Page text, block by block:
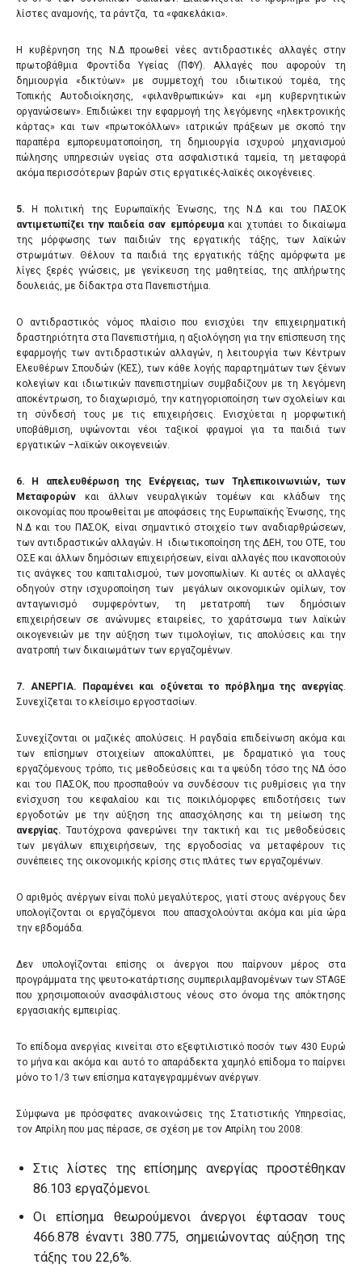
λίστες αναμονής, τα ράντζα, τα «φακελάκια».
Η κυβέρνηση της Ν.Δ προωθεί νέες αντιδραστικές αλλαγές στην
πρωτοβάθμια Φροντίδα Υγείας (ΠΦΥ). Αλλαγές που αφορούν τη
δημιουργία «δικτύων» με συμμετοχή του ιδιωτικού τομέα, της
Τοπικής Αυτοδιοίκησης, «φιλανθρωπικών» και «μη κυβερνητικών
οργανώσεων». Επιδιώκει την εφαρμογή της λεγόμενης «ηλεκτρονικής
κάρτας» και των «πρωτοκόλλων» ιατρικών πράξεων με σκοπό την
παραπέρα εμπορευματοποίηση, τη δημιουργία ισχυρού μηχανισμού
πώλησης υπηρεσιών υγείας στα ασφαλιστικά ταμεία, τη μεταφορά
ακόμα περισσότερων βαρών στις εργατικές-λαϊκές οικογένειες.
5.
Η πολιτική της Ευρωπαϊκής Ένωσης, της Ν.Δ και του ΠΑΣΟΚ
αντιμετωπίζει την παιδεία σαν εμπόρευμακαι χτυπάει το δικαίωμα
της μόρφωσης των παιδιών της εργατικής τάξης, των λαϊκών
στρωμάτων. Θέλουν τα παιδιά της εργατικής τάξης αμόρφωτα με
λίγες ξερές γνώσεις, με γενίκευση της μαθητείας, της απλήρωτης
δουλειάς, με δίδακτρα στα Πανεπιστήμια.
Ο αντιδραστικός νόμος πλαίσιο που ενισχύει την επιχειρηματική
δραστηριότητα στα Πανεπιστήμια, η αξιολόγηση για την επίσπευση της
εφαρμογής των αντιδραστικών αλλαγών, η λειτουργία των Κέντρων
Ελευθέρων Σπουδών (ΚΕΣ), των κάθε λογής παραρτημάτων των ξένων
κολεγίων και ιδιωτικών πανεπιστημίων συμβαδίζουν με τη λεγόμενη
αποκέντρωση, το διαχωρισμό, την κατηγοριοποίηση των σχολείων και
τη σύνδεσή τους με τις επιχειρήσεις. Ενισχύεται η μορφωτική
υποβάθμιση, υψώνονται νέοι ταξικοί φραγμοί για τα παιδιά των
εργατικών –λαϊκών οικογενειών.
6. Η απελευθέρωση της Ενέργειας, των Τηλεπικοινωνιών, των
Μεταφορών και άλλων νευραλγικών τομέων και κλάδων της
οικονομίας που προωθείται με αποφάσεις της Ευρωπαϊκής Ένωσης, της
Ν.Δ και του ΠΑΣΟΚ, είναι σημαντικό στοιχείο των αναδιαρθρώσεων,
των αντιδραστικών αλλαγών. Η ιδιωτικοποίηση της ΔΕΗ, του ΟΤΕ, του
ΟΣΕ και άλλων δημόσιων επιχειρήσεων, είναι αλλαγές που ικανοποιούν
τις ανάγκες του καπιταλισμού, των μονοπωλίων. Κι αυτές οι αλλαγές
οδηγούν στην ισχυροποίηση των μεγάλων οικονομικών ομίλων, τον
ανταγωνισμό συμφερόντων, τη μετατροπή των δημόσιων
επιχειρήσεων σε ανώνυμες εταιρείες, το χαράτσωμα των λαϊκών
οικογενειών με την αύξηση των τιμολογίων, τις απολύσεις και την
ανατροπή των δικαιωμάτων των εργαζομένων.
7. ΑΝΕΡΓΙΑ. Παραμένει και οξύνεται το πρόβλημα της ανεργίας.
Συνεχίζεται το κλείσιμο εργοστασίων.
Συνεχίζονται οι μαζικές απολύσεις. Η ραγδαία επιδείνωση ακόμα και
των επίσημων στοιχείων αποκαλύπτει, με δραματικό για τους
εργαζόμενους τρόπο, τις μεθοδεύσεις και τα ψεύδη τόσο της ΝΔ όσο
και του ΠΑΣΟΚ, που προσπαθούν να συνδέσουν τις ρυθμίσεις για την
ενίσχυση του κεφαλαίου και τις ποικιλόμορφες επιδοτήσεις των
εργοδοτών με την αύξηση της απασχόλησης και τη μείωση της
ανεργίας. Ταυτόχρονα φανερώνει την τακτική και τις μεθοδεύσεις
των μεγάλων επιχειρήσεων, της εργοδοσίας να μεταφέρουν τις
συνέπειες της οικονομικής κρίσης στις πλάτες των εργαζομένων.
Ο αριθμός ανέργων είναι πολύ μεγαλύτερος, γιατί στους ανέργους δεν
υπολογίζονται οι εργαζόμενοι που απασχολούνται ακόμα και μία ώρα
την εβδομάδα.
Δεν υπολογίζονται επίσης οι άνεργοι που παίρνουν μέρος στα
προγράμματα της ψευτο-κατάρτισης συμπεριλαμβανομένων των STAGE
που χρησιμοποιούν ανασφάλιστους νέους στο όνομα της απόκτησης
εργασιακής εμπειρίας.
Το επίδομα ανεργίας κινείται στο εξεφτιλιστικό ποσόν των 430 Ευρώ
το μήνα και ακόμα και αυτό το απαράδεκτα χαμηλό επίδομα το παίρνει
μόνο το 1/3 των επίσημα καταγεγραμμένων ανέργων.
Σύμφωνα με πρόσφατες ανακοινώσεις της Στατιστικής Υπηρεσίας,
τον Απρίλη που μας πέρασε, σε σχέση με τον Απρίλη του 2008:
Στις λίστες της επίσημης ανεργίας προστέθηκαν
86.103 εργαζόμενοι.
Οι επίσημα θεωρούμενοι άνεργοι έφτασαν τους
466.878 έναντι 380.775, σημειώνοντας αύξηση της
τάξης του 22,6%.